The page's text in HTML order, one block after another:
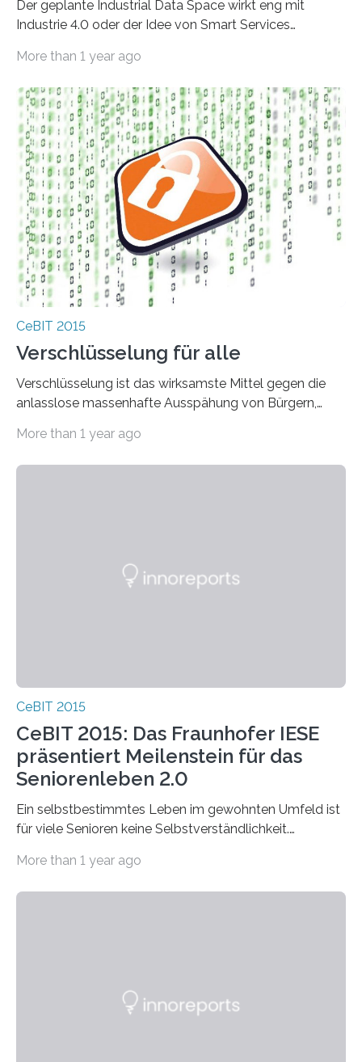
Der geplante Industrial Data Space wirkt eng mit
Industrie 4.0 oder der Idee von Smart Services
ein…
More than 1 year ago
CeBIT 2015
Verschlüsselung für alle
Verschlüsselung ist das wirksamste Mittel gegen die
anlasslose massenhafte Ausspähung von Bürgern,
More than 1 year ago
CeBIT 2015
CeBIT 2015: Das Fraunhofer IESE
präsentiert Meilenstein für das
Seniorenleben 2.0
Ein selbstbestimmtes Leben im gewohnten Umfeld ist
für viele Senioren keine Selbstverständlichkeit.
More than 1 year ago